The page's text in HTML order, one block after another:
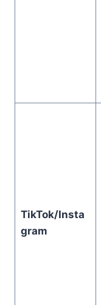
TikTok/Insta
gram